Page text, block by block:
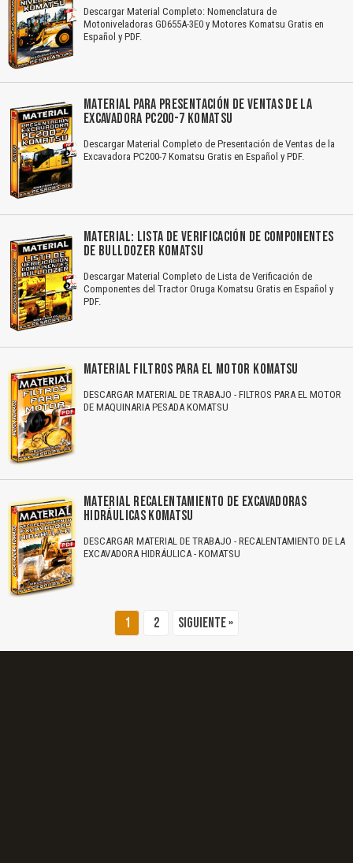
Descargar Material Completo: Nomenclatura de
Motoniveladoras GD655A-3E0 y Motores Komatsu Gratis en
Español y PDF.
MATERIAL PARA PRESENTACIÓN DE VENTAS DE LA
EXCAVADORA PC200-7 KOMATSU
Descargar Material Completo de Presentación de Ventas de la
Excavadora PC200-7 Komatsu Gratis en Español y PDF.
MATERIAL: LISTA DE VERIFICACIÓN DE COMPONENTES
DE BULLDOZER KOMATSU
Descargar Material Completo de Lista de Verificación de
Componentes del Tractor Oruga Komatsu Gratis en Español y
PDF.
MATERIAL FILTROS PARA EL MOTOR KOMATSU
DESCARGAR MATERIAL DE TRABAJO - FILTROS PARA EL MOTOR
DE MAQUINARIA PESADA KOMATSU
MATERIAL RECALENTAMIENTO DE EXCAVADORAS
HIDRÁULICAS KOMATSU
DESCARGAR MATERIAL DE TRABAJO - RECALENTAMIENTO DE LA
EXCAVADORA HIDRÁULICA - KOMATSU
1 2 Siguiente »
No carga o no se visualiza el contenido.
Reportar otro tipo de error...